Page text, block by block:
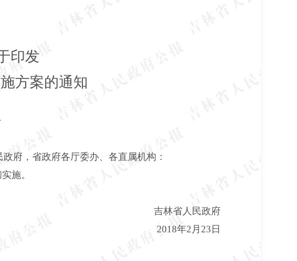
印发
方案的通知
府，省政府各厅委办、各直属机构：
施。
吉林省人民政府
2018年2月23日